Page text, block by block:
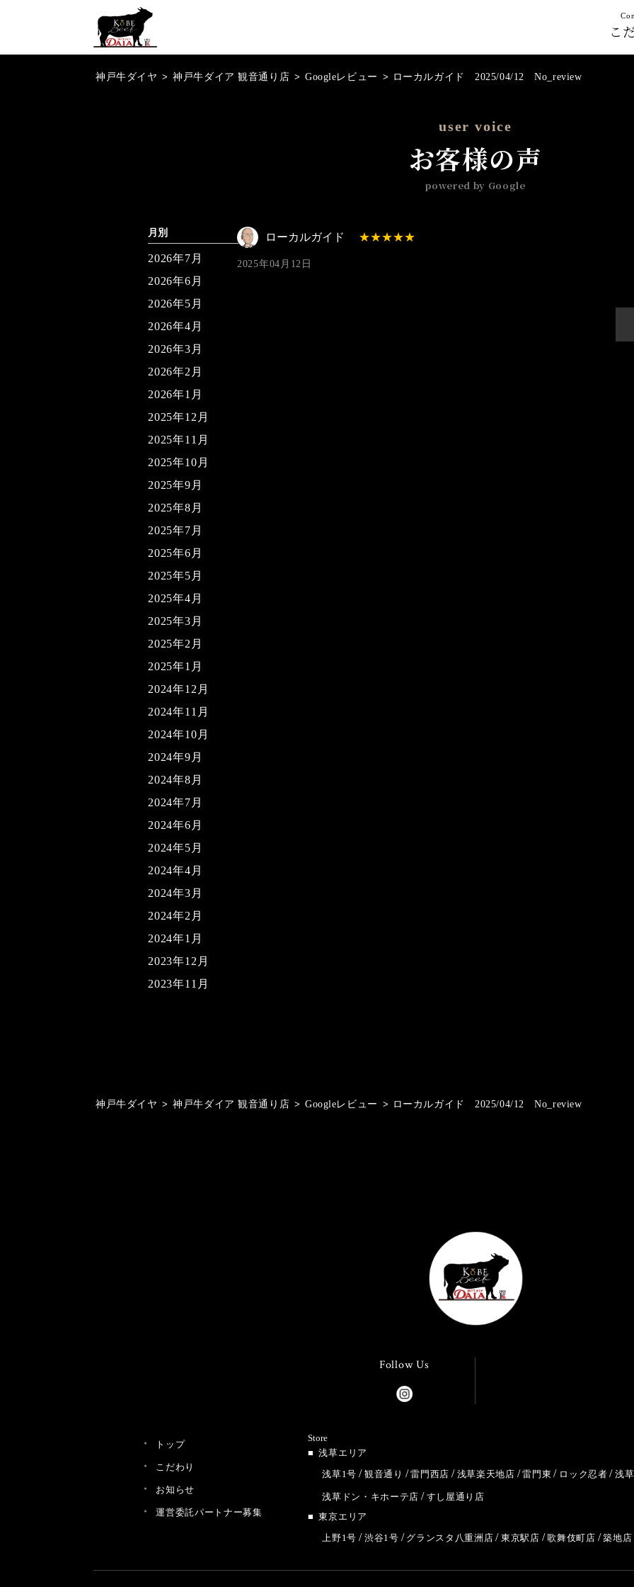
こ
神戸牛ダイヤ > 神戸牛ダイア 観音通り店 > Googleレビュー > ローカルガイド 2025/04/12 No_review
user voice
お客様の声
powered by Google
ローカルガイド
2025年04月12日
月別
2026年7月
2026年6月
2026年5月
2026年4月
2026年3月
2026年2月
2026年1月
2025年12月
2025年11月
2025年10月
2025年9月
2025年8月
2025年7月
2025年6月
2025年5月
2025年4月
2025年3月
2025年2月
2025年1月
2024年12月
2024年11月
2024年10月
2024年9月
2024年8月
2024年7月
2024年6月
2024年5月
2024年4月
2024年3月
2024年2月
2024年1月
2023年12月
2023年11月
神戸牛ダイヤ > 神戸牛ダイア 観音通り店 > Googleレビュー > ローカルガイド 2025/04/12 No_review
Follow Us
トップ
こだわり
お知らせ
運営委託パートナー募集
Store
浅草エリア
浅草1号
観音通り 雷門西店 浅草楽天地店 雷門東 ロック忍者 浅
浅草ドン・キホーテ店
すし屋通り店
東京エリア
上野1号
渋谷1号 グランスタ八重洲店 東京駅店 歌舞伎町店 築地店